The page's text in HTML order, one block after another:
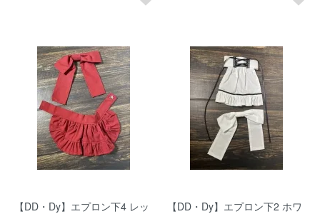
【DD・Dy】エプロン下4 レッ
【DD・Dy】エプロン下2 ホワ